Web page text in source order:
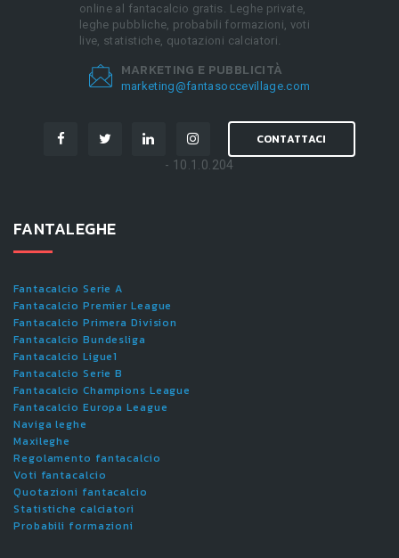
online al fantacalcio gratis. Leghe private,
leghe pubbliche, probabili formazioni, voti
live, statistiche, quotazioni calciatori.
MARKETING E PUBBLICITÀ
marketing@fantasoccevillage.com
CONTATTACI
- 10.1.0.204
FANTALEGHE
Fantacalcio Serie A
Fantacalcio Premier League
Fantacalcio Primera Division
Fantacalcio Bundesliga
Fantacalcio Ligue1
Fantacalcio Serie B
Fantacalcio Champions League
Fantacalcio Europa League
Naviga leghe
Maxileghe
Regolamento fantacalcio
Voti fantacalcio
Quotazioni fantacalcio
Statistiche calciatori
Probabili formazioni